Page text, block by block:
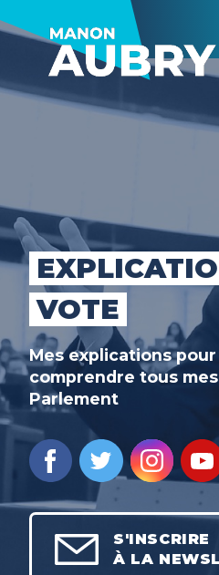
VOTE
Mes explications
comprendre tous
Parlement
S'INSCRIRE
À LA